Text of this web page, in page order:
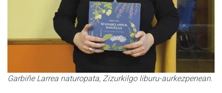
Garbiñe Larrea naturopata, Zizurkilgo liburu-aurkezpenean.